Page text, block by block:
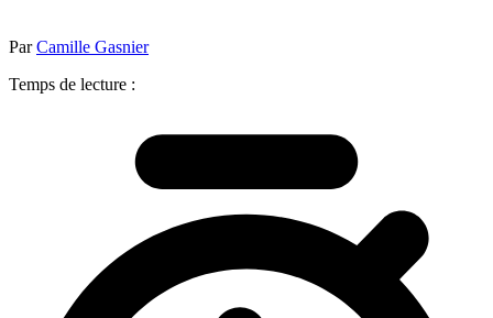
ParCamille Gasnier
Temps de lecture :